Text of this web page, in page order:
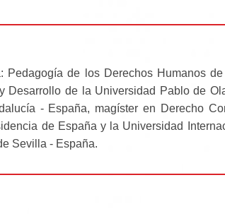
de los Derechos Humanos
Desarrollo de la Universidad Pablo de
- España, magíster en Derecho
de España y la Universidad
Sevilla - España.